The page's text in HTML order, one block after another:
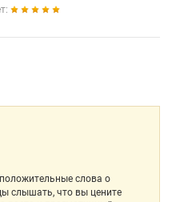
слова о
слышать, что вы цените